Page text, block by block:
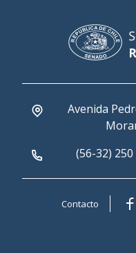
Avenida
(56-32)
Contacto